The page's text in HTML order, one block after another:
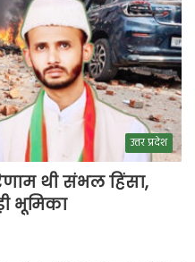
उत्तर प्रदेश
थी संभल हिंसा,
भूमिका